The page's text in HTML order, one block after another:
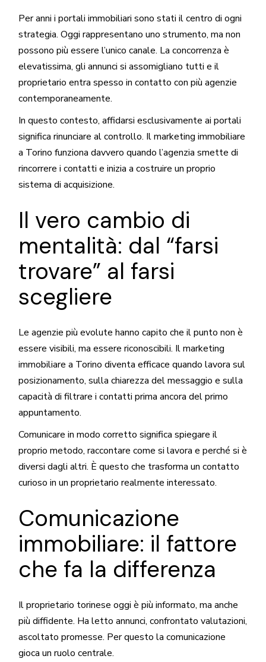
Per anni i portali immobiliari sono stati il centro di ogni
strategia. Oggi rappresentano uno strumento, ma non
possono più essere l’unico canale. La concorrenza è
elevatissima, gli annunci si assomigliano tutti e il
proprietario entra spesso in contatto con più agenzie
contemporaneamente.
In questo contesto, affidarsi esclusivamente ai portali
significa rinunciare al controllo. Il marketing immobiliare
a Torino funziona davvero quando l’agenzia smette di
rincorrere i contatti e inizia a costruire un proprio
sistema di acquisizione.
Il vero cambio di
mentalità: dal “farsi
trovare” al farsi
scegliere
Le agenzie più evolute hanno capito che il punto non è
essere visibili, ma essere riconoscibili. Il marketing
immobiliare a Torino diventa efficace quando lavora sul
posizionamento, sulla chiarezza del messaggio e sulla
capacità di filtrare i contatti prima ancora del primo
appuntamento.
Comunicare in modo corretto significa spiegare il
proprio metodo, raccontare come si lavora e perché si è
diversi dagli altri. È questo che trasforma un contatto
curioso in un proprietario realmente interessato.
Comunicazione
immobiliare: il fattore
che fa la differenza
Il proprietario torinese oggi è più informato, ma anche
più diffidente. Ha letto annunci, confrontato valutazioni,
ascoltato promesse. Per questo la comunicazione
gioca un ruolo centrale.